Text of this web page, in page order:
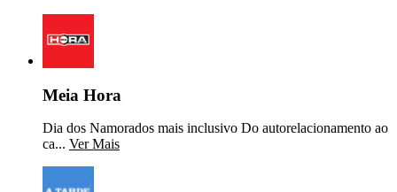
Meia Hora
Dia dos Namorados mais inclusivo Do autorelacionamento ao
ca... Ver Mais